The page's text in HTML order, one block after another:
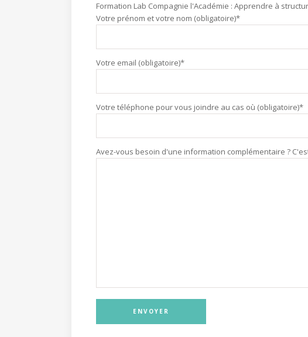
Formation Lab Compagnie l'Académie : Apprendre à
Votre prénom et votre nom (obligatoire)*
Votre email (obligatoire)*
Votre téléphone pour vous joindre au cas où (obligatoire)*
Avez-vous besoin d'une information complémentaire ?